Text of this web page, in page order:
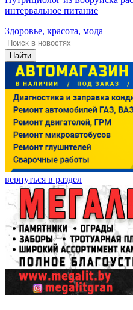
интервальное питание
Здоровье, красота, мода
Найти
вернуться в раздел